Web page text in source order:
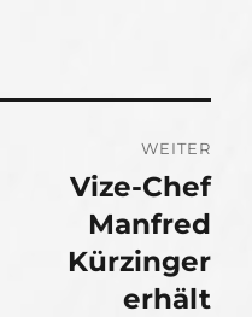
WEITER
NächsterVize-Chef
Manfred
Kürzinger
erhält